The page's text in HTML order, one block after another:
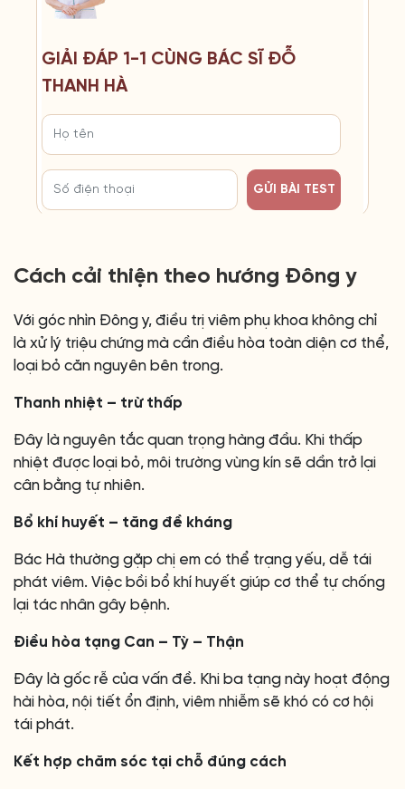
GIẢI ĐÁP 1-1 CÙNG BÁC SĨ ĐỖ
THANH HÀ
GỬI BÀI TEST
Cách cải thiện theo hướng Đông y
Với góc nhìn Đông y, điều trị viêm phụ khoa không chỉ
là xử lý triệu chứng mà cần điều hòa toàn diện cơ thể,
loại bỏ căn nguyên bên trong.
Thanh nhiệt – trừ thấp
Đây là nguyên tắc quan trọng hàng đầu. Khi thấp
nhiệt được loại bỏ, môi trường vùng kín sẽ dần trở lại
cân bằng tự nhiên.
Bổ khí huyết – tăng đề kháng
Bác Hà thường gặp chị em có thể trạng yếu, dễ tái
phát viêm. Việc bồi bổ khí huyết giúp cơ thể tự chống
lại tác nhân gây bệnh.
Điều hòa tạng Can – Tỳ – Thận
Đây là gốc rễ của vấn đề. Khi ba tạng này hoạt động
hài hòa, nội tiết ổn định, viêm nhiễm sẽ khó có cơ hội
tái phát.
Kết hợp chăm sóc tại chỗ đúng cách